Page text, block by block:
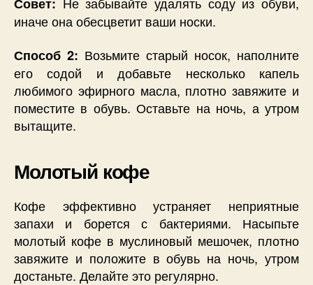
иначе она обесцветит ваши носки.
Способ 2: Возьмите старый носок, наполните
его содой и добавьте несколько капель
любимого эфирного масла, плотно завяжите и
поместите в обувь. Оставьте на ночь, а утром
вытащите.
Молотый кофе
Кофе эффективно устраняет неприятные
запахи и борется с бактериями. Насыпьте
молотый кофе в муслиновый мешочек, плотно
завяжите и положите в обувь на ночь, утром
достаньте. Делайте это регулярно.